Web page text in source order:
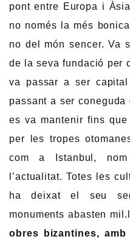
pont entre Europa i
no només la més
no del món sencer. Va
de la seva fundació per
va passar a ser
passant a ser
es va mantenir fins
per les tropes
com a Istanbul,
l’actualitat. Totes les
ha deixat el seu
monuments abasten
obres bizantines, amb